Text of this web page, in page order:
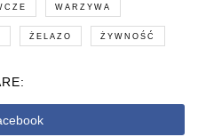
WARZYWA
ŻELAZO ŻYWNOŚĆ